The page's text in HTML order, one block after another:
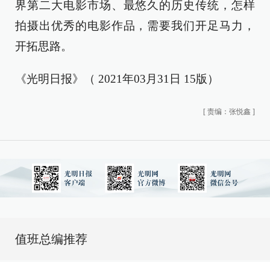
界第二大电影市场、最悠久的历史传统，怎样
拍摄出优秀的电影作品，需要我们开足马力，
开拓思路。
《光明日报》（ 2021年03月31日 15版）
[ 责编：张悦鑫 ]
值班总编推荐